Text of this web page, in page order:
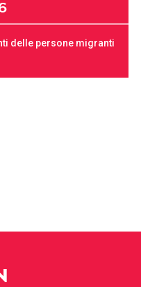
delle persone migranti